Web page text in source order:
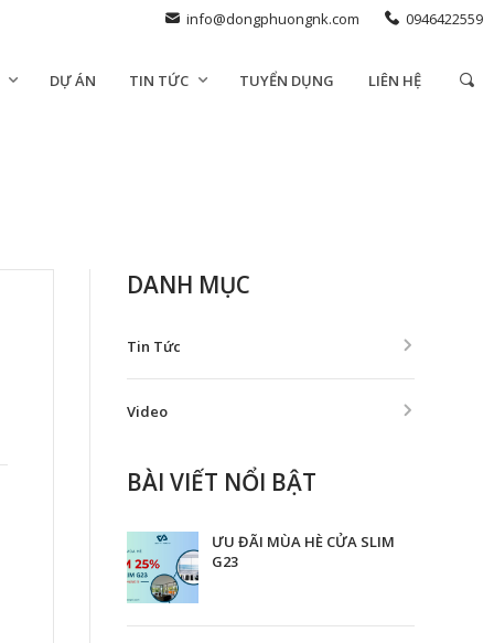
info@dongphuongnk.com 0946422559
DỰ ÁN TIN TỨC TUYỂN DỤNG LIÊN HỆ
DANH MỤC
Tin Tức
Video
BÀI VIẾT NỔI BẬT
ƯU ĐÃI MÙA HÈ CỬA SLIM
G23